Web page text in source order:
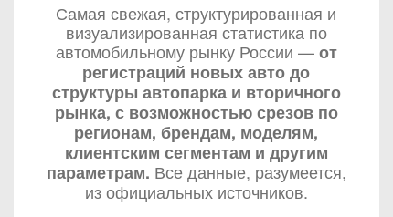
Самая свежая, структурированная и
визуализированная статистика по
автомобильному рынку России —от
регистраций новых авто до
структуры автопарка и вторичного
рынка, с возможностью срезов по
регионам, брендам, моделям,
клиентским сегментам и другим
параметрам. Все данные, разумеется,
из официальных источников.